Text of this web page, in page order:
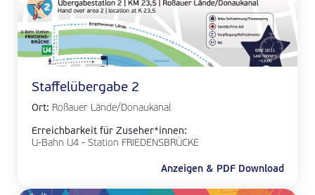
Staffelübergabe 2
Ort: Roßauer Lände/Donaukanal
Erreichbarkeit für Zuseher*innen:
U-Bahn U4 - Station FRIEDENSBRÜCKE
Anzeigen & PDF Download